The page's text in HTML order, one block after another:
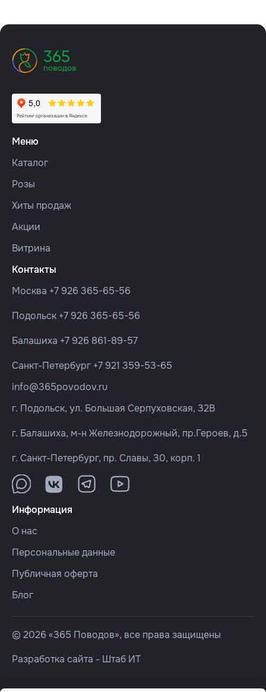
Меню
Каталог
Розы
Хиты продаж
Акции
Витрина
Контакты
Москва +7 926 365-65-56
Подольск +7 926 365-65-56
Балашиха +7 926 861-89-57
Санкт-Петербург +7 921 359-53-65
info@365povodov.ru
г. Подольск, ул. Большая Серпуховская, 32В
г. Балашиха, м-н Железнодорожный, пр.Героев, д.5
г. Санкт-Петербург, пр. Славы, 30, корп. 1
Информация
О нас
Персональные данные
Публичная оферта
Блог
© 2026 «365 Поводов», все права защищены
Разработка сайта - Штаб ИТ